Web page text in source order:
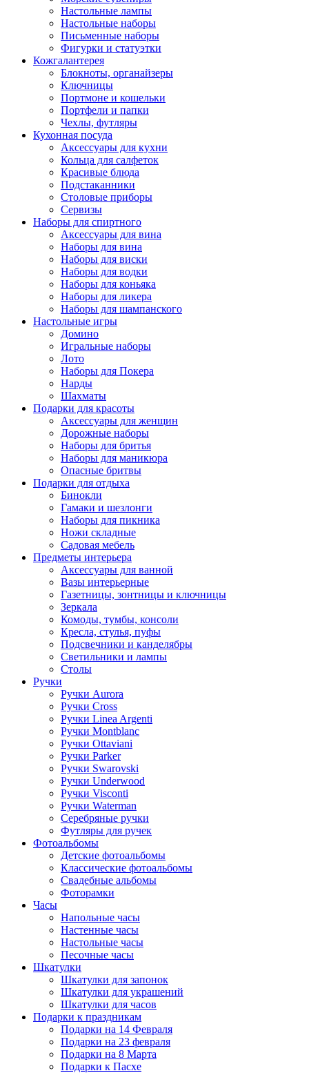
Настольные лампы
Настольные наборы
Письменные наборы
Фигурки и статуэтки
Кожгалантерея
Блокноты, органайзеры
Ключницы
Портмоне и кошельки
Портфели и папки
Чехлы, футляры
Кухонная посуда
Аксессуары для кухни
Кольца для салфеток
Красивые блюда
Подстаканники
Столовые приборы
Cервизы
Наборы для спиртного
Аксессуары для вина
Наборы для вина
Наборы для виски
Наборы для водки
Наборы для коньяка
Наборы для ликера
Наборы для шампанского
Настольные игры
Домино
Игральные наборы
Лото
Наборы для Покера
Нарды
Шахматы
Подарки для красоты
Аксессуары для женщин
Дорожные наборы
Наборы для бритья
Наборы для маникюра
Опасные бритвы
Подарки для отдыха
Бинокли
Гамаки и шезлонги
Наборы для пикника
Ножи складные
Садовая мебель
Предметы интерьера
Аксессуары для ванной
Вазы интерьерные
Газетницы, зонтницы и ключницы
Зеркала
Комоды, тумбы, консоли
Кресла, стулья, пуфы
Подсвечники и канделябры
Светильники и лампы
Столы
Ручки
Ручки Aurora
Ручки Cross
Ручки Linea Argenti
Ручки Montblanc
Ручки Ottaviani
Ручки Parker
Ручки Swarovski
Ручки Underwood
Ручки Visconti
Ручки Waterman
Серебряные ручки
Футляры для ручек
Фотоальбомы
Детские фотоальбомы
Классические фотоальбомы
Свадебные альбомы
Фоторамки
Часы
Напольные часы
Настенные часы
Настольные часы
Песочные часы
Шкатулки
Шкатулки для запонок
Шкатулки для украшений
Шкатулки для часов
Подарки к праздникам
Подарки на 14 Февраля
Подарки на 23 февраля
Подарки на 8 Марта
Подарки к Пасхе